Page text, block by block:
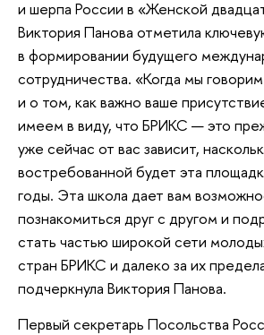
и шерпа России в «Женской
Виктория Панова отметила
в формировании будущего
сотрудничества. «Когда мы
и о том, как важно ваше
имеем в виду, что БРИКС — это
уже сейчас от вас зависит,
востребованной будет эта
годы. Эта школа дает вам
познакомиться друг с другом и
стать частью широкой сети
стран БРИКС и далеко за их
подчеркнула Виктория Панова.
Первый секретарь Посольства